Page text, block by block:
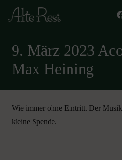
9. März 2023
Max Heining
Wie immer ohne Eintritt. Der
kleine Spende.